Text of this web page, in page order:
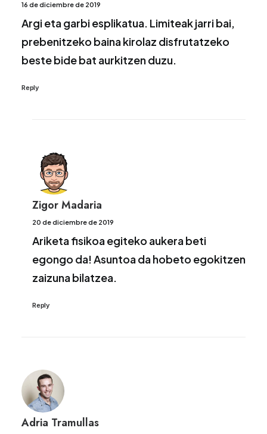
16 de diciembre de 2019
Argi eta garbi esplikatua. Limiteak jarri bai,
prebenitzeko baina kirolaz disfrutatzeko
beste bide bat aurkitzen duzu.
Reply
Zigor Madaria
20 de diciembre de 2019
Ariketa fisikoa egiteko aukera beti
egongo da! Asuntoa da hobeto egokitzen
zaizuna bilatzea.
Reply
Adria Tramullas